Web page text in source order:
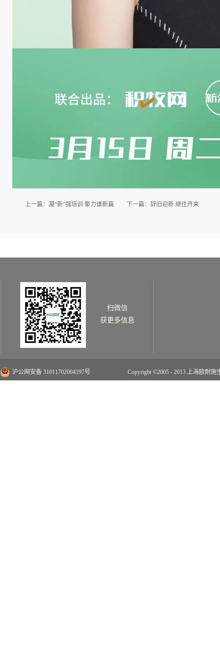
上一篇： 凝“新”强培训 聚力谱新篇 下一篇： 辞旧迎新 继往开来
扫微信
获更多信息
沪公网安备 31011702004197号 Copyright ©2005 - 2013 上海欧耐施